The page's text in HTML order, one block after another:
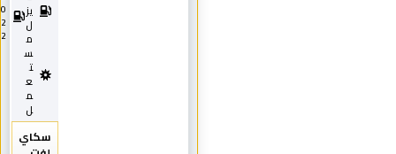
يز
ت
ع
0
2
سكاي